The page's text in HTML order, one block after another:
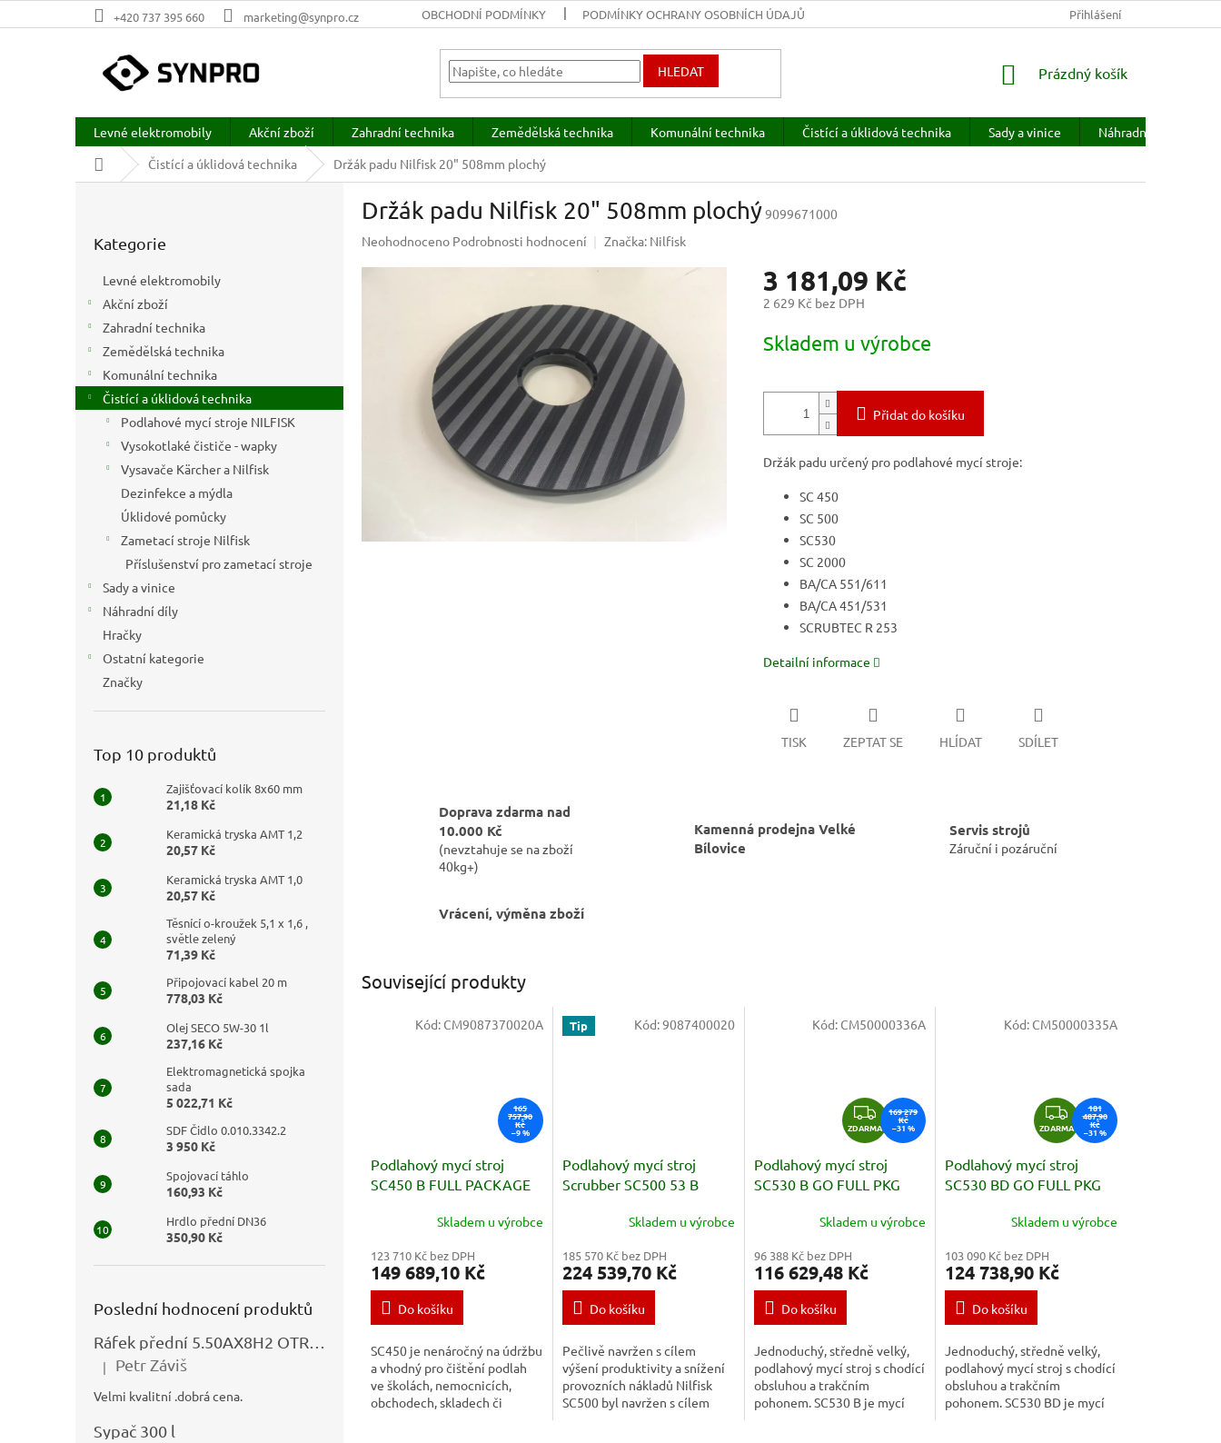
na
+420 737 395 660 marketing@synpro.cz OBCHODNÍ PODMÍNKY PODMÍNKY OCHRANY OSOBNÍCH ÚDAJŮ PRODÁVANÉ ZNAČKY
Přihlášení
HLEDAT
NÁKUPNÍ
Prázdný košík
Levné elektromobily Akční zboží Zahradní technika Zemědělská technika Komunální technika Čistící a úklidová technika Sady a vinice Náhradní díly
Domů
Čistící a úklidová technika Držák padu Nilfisk 20" 508mm plochý
a
n
kategorie
Kategorie
Levné elektromobily
Akční zboží
Zahradní technika
Zemědělská technika
Komunální technika
Čistící a úklidová technika
Podlahové mycí stroje NILFISK
Vysokotlaké čističe - wapky
Vysavače Kärcher a Nilfisk
Dezinfekce a mýdla
Úklidové pomůcky
Zametací stroje Nilfisk
Příslušenství pro zametací stroje
Sady a vinice
Náhradní díly
Hračky
Ostatní kategorie
Značky
Top 10 produktů
Zajišťovací kolík 8x60 mm
21,18 Kč
Keramická tryska AMT 1,2
20,57 Kč
Keramická tryska AMT 1,0
20,57 Kč
Těsnící o-kroužek 5,1 x 1,6 ,
světle zelený
71,39 Kč
Připojovací kabel 20 m
778,03 Kč
Olej SECO 5W-30 1l
237,16 Kč
Elektromagnetická spojka
sada
5 022,71 Kč
SDF Čidlo 0.010.3342.2
3 950 Kč
Spojovací táhlo
160,93 Kč
Hrdlo přední DN36
350,90 Kč
Poslední hodnocení produktů
Hodnocení produktu je 5 z 5 hvězdiček.
| Petr Záviš
Velmi kvalitní .dobrá cena.
Sypač 300 l
Držák padu Nilfisk 20" 508mm plochý9099671000
Průměrné
Neohodnoceno Podrobnosti hodnocení Značka: Nilfisk
3 181,09 Kč
2 629 Kč bez DPH
cena:
Skladem u výrobce
Přidat do košíku
Držák padu určený pro podlahové mycí stroje:
SC 450
SC 500
SC530
SC 2000
BA/CA 551/611
BA/CA 451/531
SCRUBTEC R 253
Detailní informace
TISK ZEPTAT SE HLÍDAT SDÍLET
Doprava zdarma nad
10.000 Kč
(nevztahuje se na zboží
40kg+)
Kamenná prodejna Velké
Bílovice
Servis strojů
Záruční i pozáruční
Vrácení, výměna zboží
Související produkty
165
757,90
Kč
–9 %
Podlahový mycí stroj
SC450 B FULL PACKAGE
Skladem u výrobce
123 710 Kč bez DPH
149 689,10 Kč
Do košíku
SC450 je nenáročný na údržbu
a vhodný pro čištění podlah
ve školách, nemocnicích,
obchodech, skladech či
Kód: CM9087370020A Tip
Podlahový mycí stroj
Scrubber SC500 53 B
Skladem u výrobce
185 570 Kč bez DPH
224 539,70 Kč
Do košíku
Pečlivě navržen s cílem
výšení produktivity a snížení
provozních nákladů Nilfisk
SC500 byl navržen s cílem
Kód:9087400020
Z
D
A
R
A
ZDARMA
169 279
Kč
–31 %
Podlahový mycí stroj
SC530 B GO FULL PKG
Skladem u výrobce
96 388 Kč bez DPH
116 629,48 Kč
Do košíku
Jednoduchý, středně velký,
podlahový mycí stroj s chodící
obsluhou a trakčním
pohonem. SC530 B je mycí
Kód: CM50000336A
Z
D
A
R
A
ZDARMA
181
487,90
Kč
–31 %
Podlahový mycí stroj
SC530 BD GO FULL PKG
Skladem u výrobce
103 090 Kč bez DPH
124 738,90 Kč
Do košíku
Jednoduchý, středně velký,
podlahový mycí stroj s chodící
obsluhou a trakčním
pohonem. SC530 BD je mycí
Kód: CM50000335A